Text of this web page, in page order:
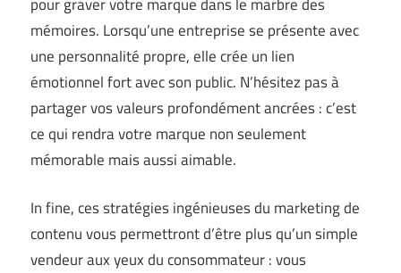
mémoires. Lorsqu’une entreprise se présente avec
une personnalité propre, elle crée un lien
émotionnel fort avec son public. N’hésitez pas à
partager vos valeurs profondément ancrées : c’est
ce qui rendra votre marque non seulement
mémorable mais aussi aimable.
In fine, ces stratégies ingénieuses du marketing de
contenu vous permettront d’être plus qu’un simple
vendeur aux yeux du consommateur : vous